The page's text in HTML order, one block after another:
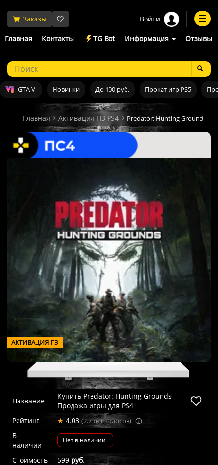
Заказы Войти
Главная Контакты TG Bot Информация Отзывы
GTA VI Новинки До 100 руб. Прокат игр PS5
Главная Активация П3 PS4 Predator: Hunting Grounds
АКТИВАЦИЯ П3
Название
Купить Predator: Hunting Grounds
Продажа игры для PS4
Рейтинг
★ 4.03 (2.7 тыс голосов)
В
наличии
Нет в наличии
Стоимость 599 руб.